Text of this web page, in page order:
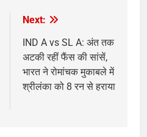
Next:
IND A vs SL A: अंत तक
अटकी रहीं फैंस की सांसें,
भारत ने रोमांचक मुकाबले में
श्रीलंका को 8 रन से हराया